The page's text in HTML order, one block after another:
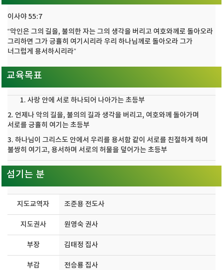
이사야 55:7
“악인은 그의 길을, 불의한 자는 그의 생각을 버리고 여호와께로 돌아오라
그리하면 그가 긍휼히 여기시리라 우리 하나님께로 돌아오라 그가
너그럽게 용서하시리라”
교육목표
사랑 안에 서로 하나되어 나아가는 초등부
2. 언제나 악의 길을, 불의의 길과 생각을 버리고, 여호와께 돌아가며
서로를 긍휼히 여기는 초등부
3. 하나님이 그리스도 안에서 우리를 용서함 같이 서로를 친절하게 하며
불쌍히 여기고, 용서하며 서로의 허물을 덮어가는 초등부
섬기는 분
지도교역자 조준용 전도사
지도권사 원영숙 권사
부장 김태정 집사
부감 전승룡 집사